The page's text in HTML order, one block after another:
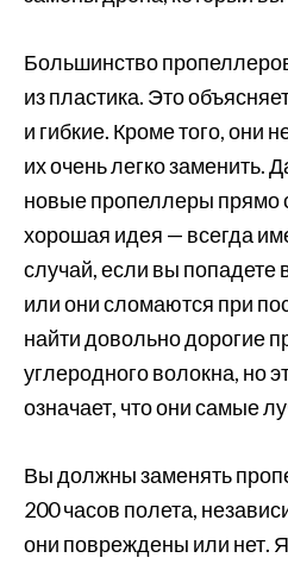
Большинство
из пластика. Это
и гибкие. Кроме того, они
их очень легко заменить.
новые пропеллеры прямо
хорошая идея — всегда
случай, если вы
или они сломаются при
найти довольно дорогие
углеродного волокна, но
означает, что они самые
Вы должны заменять
200 часов полета,
они повреждены или нет.